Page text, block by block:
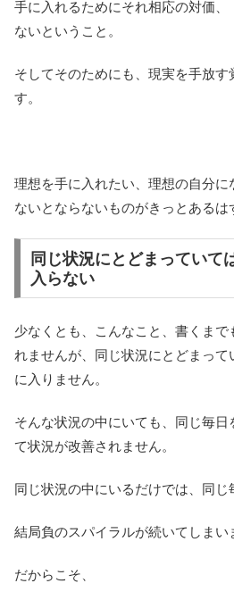
手に入れるためにそれ相応の対価、
ないということ。
そしてそのためにも、現実を手放す
す。
理想を手に入れたい、理想の自分に
ないとならないものがきっとあるは
同じ状況にとどまっていて
入らない
少なくとも、こんなこと、書くまで
れませんが、同じ状況にとどまっ
に入りません。
そんな状況の中にいても、同じ毎日
て状況が改善されません。
同じ状況の中にいるだけでは、同じ
結局負のスパイラルが続いてしまい
だからこそ、